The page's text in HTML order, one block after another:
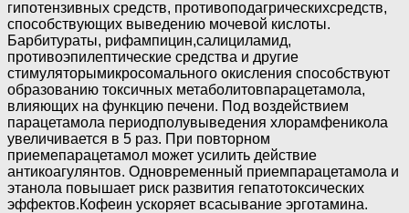
гипотензивных средств, противоподагрическихсредств,
способствующих выведению мочевой кислоты.
Барбитураты, рифампицин,салициламид,
противоэпилептические средства и другие
стимуляторымикросомального окисления способствуют
образованию токсичных метаболитовпарацетамола,
влияющих на функцию печени. Под воздействием
парацетамола периодполувыведения хлорамфеникола
увеличивается в 5 раз. При повторном
приемепарацетамол может усилить действие
антикоагулянтов. Одновременный приемпарацетамола и
этанола повышает риск развития гепатотоксических
эффектов.Кофеин ускоряет всасывание эрготамина.